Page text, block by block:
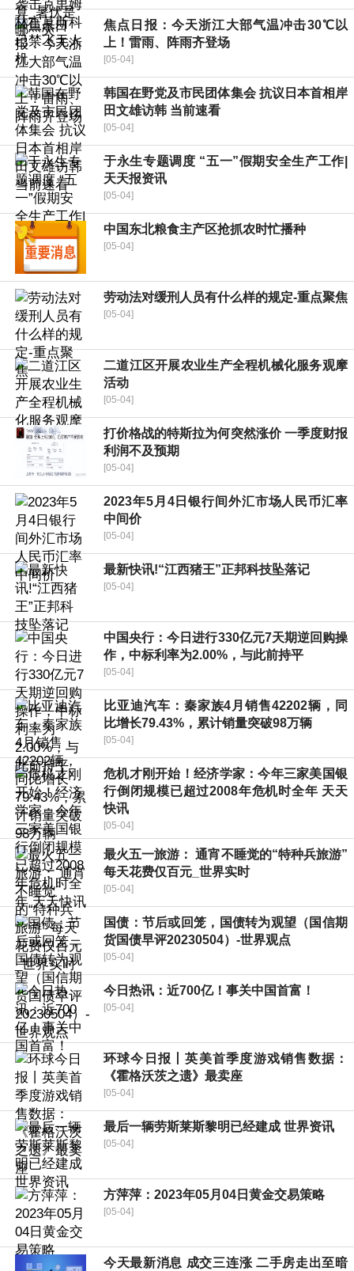
焦点日报：今天浙江大部气温冲击30℃以
上！雷雨、阵雨齐登场
[05-04]
韩国在野党及市民团体集会 抗议日本首相岸
田文雄访韩 当前速看
[05-04]
于永生专题调度 “五一”假期安全生产工作|
天天报资讯
[05-04]
中国东北粮食主产区抢抓农时忙播种
[05-04]
劳动法对缓刑人员有什么样的规定-重点聚焦
[05-04]
二道江区开展农业生产全程机械化服务观摩
活动
[05-04]
打价格战的特斯拉为何突然涨价 一季度财报
利润不及预期
[05-04]
2023年5月4日银行间外汇市场人民币汇率
中间价
[05-04]
最新快讯!“江西猪王”正邦科技坠落记
[05-04]
中国央行：今日进行330亿元7天期逆回购操
作，中标利率为2.00%，与此前持平
[05-04]
比亚迪汽车：秦家族4月销售42202辆，同
比增长79.43%，累计销量突破98万辆
[05-04]
危机才刚开始！经济学家：今年三家美国银
行倒闭规模已超过2008年危机时全年 天天
快讯
[05-04]
最火五一旅游： 通宵不睡觉的“特种兵旅游”
每天花费仅百元_世界实时
[05-04]
国债：节后或回笼，国债转为观望（国信期
货国债早评20230504）-世界观点
[05-04]
今日热讯：近700亿！事关中国首富！
[05-04]
环球今日报丨英美首季度游戏销售数据：
《霍格沃茨之遗》最卖座
[05-04]
最后一辆劳斯莱斯黎明已经建成 世界资讯
[05-04]
方萍萍：2023年05月04日黄金交易策略
[05-04]
今天最新消息 成交三连涨 二手房走出至暗